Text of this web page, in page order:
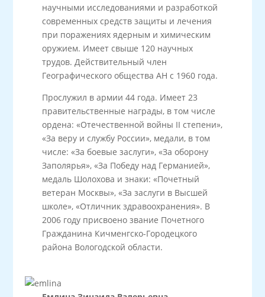
научными исследованиями и разработкой
современных средств защиты и лечения
при поражениях ядерным и химическим
оружием. Имеет свыше 120 научных
трудов. Действительный член
Географического общества АН с 1960 года.
Прослужил в армии 44 года. Имеет 23
правительственные награды, в том числе
ордена: «Отечественной войны II степени»,
«За веру и службу России», медали, в том
числе: «За боевые заслуги», «За оборону
Заполярья», «За Победу над Германией»,
медаль Шолохова и знаки: «Почетный
ветеран Москвы», «За заслуги в Высшей
школе», «Отличник здравоохранения». В
2006 году присвоено звание Почетного
Гражданина Кичменгско-Городецкого
района Вологодской области.